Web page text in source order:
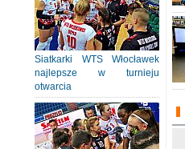
Siatkarki WTS Włocławek
najlepsze w turnieju
otwarcia